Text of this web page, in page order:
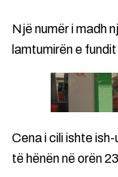
Një numër i madh
lamtumirën e
Cena i cili ishte
të hënën në orën